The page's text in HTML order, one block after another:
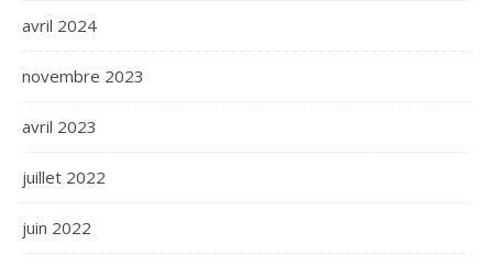
avril 2024
novembre 2023
avril 2023
juillet 2022
juin 2022